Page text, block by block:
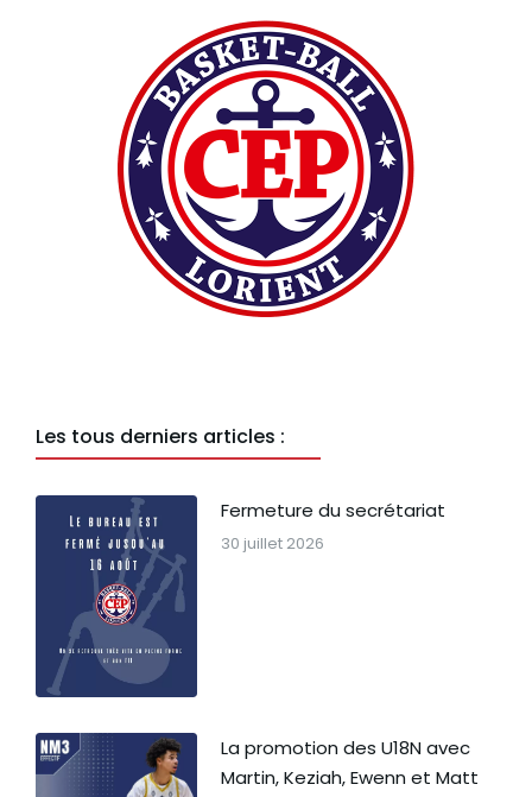
Les tous derniers articles :
Fermeture du secrétariat
30 juillet 2026
La promotion des U18N avec
Martin, Keziah, Ewenn et Matt